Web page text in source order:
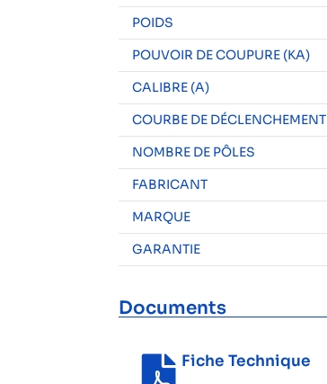
POIDS
POUVOIR DE COUPURE (KA)
CALIBRE (A)
COURBE DE DÉCLENCHEMENT
NOMBRE DE PÔLES
FABRICANT
MARQUE
GARANTIE
Documents
Fiche Technique